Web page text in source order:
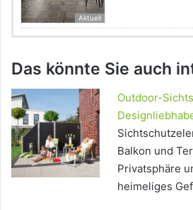
Aktuell
Das könnte Sie auch
Outdoor-
Balkon und
Privatsphäre
heimeliges